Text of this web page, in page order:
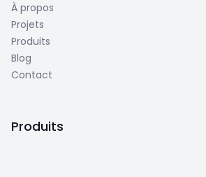
À propos
Projets
Produits
Blog
Contact
Produits